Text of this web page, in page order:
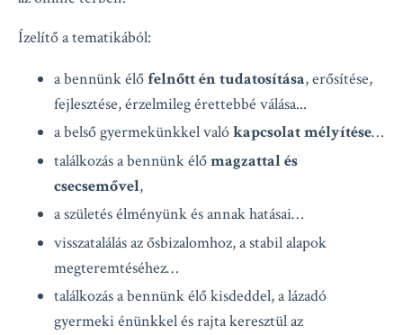
Ízelítő a tematikából:
a bennünk élőfelnőtt én tudatosítása, erősítése,
fejlesztése, érzelmileg érettebbé válása...
a belső gyermekünkkel valókapcsolat mélyítése…
találkozás a bennünk élőmagzattal és
csecsemővel,
a születés élményünk és annak hatásai…
visszatalálás az ősbizalomhoz, a stabil alapok
megteremtéséhez…
találkozás a bennünk élő kisdeddel, a lázadó
gyermeki énünkkel és rajta keresztül az